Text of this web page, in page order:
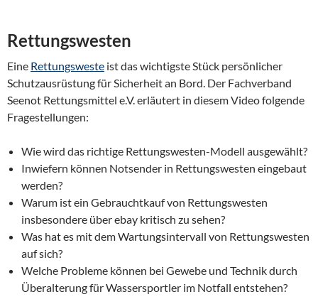
Rettungswesten
Eine Rettungsweste ist das wichtigste Stück persönlicher
Schutzausrüstung für Sicherheit an Bord. Der Fachverband
Seenot Rettungsmittel e.V. erläutert in diesem Video folgende
Fragestellungen:
Wie wird das richtige Rettungswesten-Modell ausgewählt?
Inwiefern können Notsender in Rettungswesten eingebaut
werden?
Warum ist ein Gebrauchtkauf von Rettungswesten
insbesondere über ebay kritisch zu sehen?
Was hat es mit dem Wartungsintervall von Rettungswesten
auf sich?
Welche Probleme können bei Gewebe und Technik durch
Überalterung für Wassersportler im Notfall entstehen?